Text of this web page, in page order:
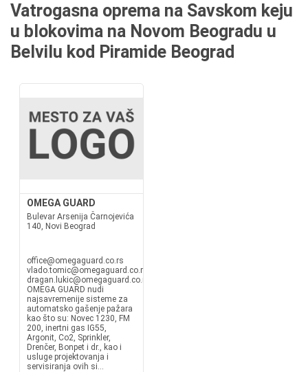
Vatrogasna oprema na Savskom keju
u blokovima na Novom Beogradu u
Belvilu kod Piramide Beograd
OMEGA GUARD
Bulevar Arsenija Čarnojevića
140, Novi Beograd
office@omegaguard.co.rs
vlado.tomic@omegaguard.co.rs
dragan.lukic@omegaguard.co.rs•
OMEGA GUARD nudi
najsavremenije sisteme za
automatsko gašenje pažara
kao što su: Novec 1230, FM
200, inertni gas IG55,
Argonit, Co2, Sprinkler,
Drenčer, Bonpet i dr., kao i
usluge projektovanja i
servisiranja ovih si...